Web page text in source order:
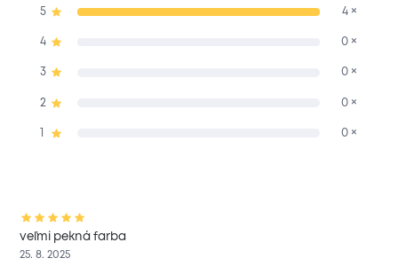
5 4 ×
4 0 ×
3 0 ×
2 0 ×
0 ×
veľmi pekná farba
25. 8. 2025